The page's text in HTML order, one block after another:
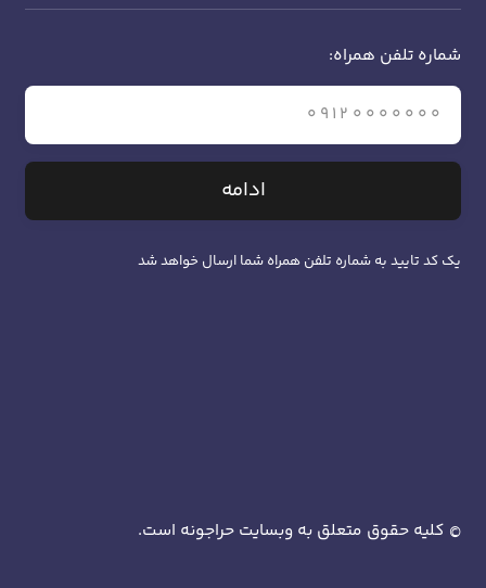
شماره تلفن همراه:
ادامه
یک کد تایید به شماره تلفن همراه شما ارسال خواهد شد
© کلیه حقوق متعلق به وبسایت حراجونه است.